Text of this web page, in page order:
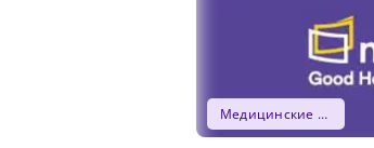
медицинские новости